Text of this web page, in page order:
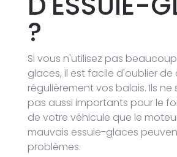
?
Si vous n'utilisez pas
glaces, il est facile d'oublier
régulièrement vos balais. Ils
pas aussi importants pour le
de votre véhicule que le
mauvais essuie-glaces
problèmes.